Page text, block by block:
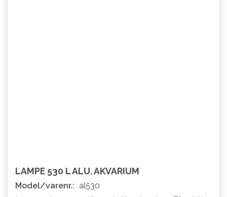
LAMPE 530 L ALU. AKVARIUM
Model/varenr.: al530